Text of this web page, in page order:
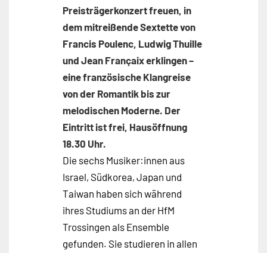
Preisträgerkonzert freuen, in
dem mitreißende Sextette von
Francis Poulenc, Ludwig Thuille
und Jean Françaix erklingen –
eine französische Klangreise
von der Romantik bis zur
melodischen Moderne. Der
Eintritt ist frei, Hausöffnung
18.30 Uhr.
Die sechs Musiker:innen aus
Israel, Südkorea, Japan und
Taiwan haben sich während
ihres Studiums an der HfM
Trossingen als Ensemble
gefunden. Sie studieren in allen